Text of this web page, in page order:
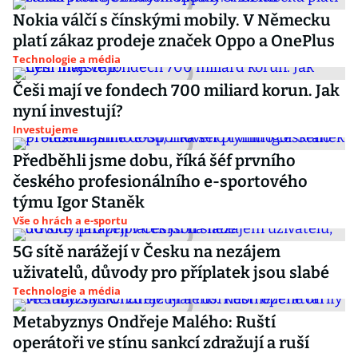
Nokia válčí s čínskými mobily. V Německu
platí zákaz prodeje značek Oppo a OnePlus
Technologie a média
Češi mají ve fondech 700 miliard korun. Jak
nyní investují?
Investujeme
Předběhli jsme dobu, říká šéf prvního
českého profesionálního e-sportového
týmu Igor Staněk
Vše o hrách a e-sportu
5G sítě narážejí v Česku na nezájem
uživatelů, důvody pro příplatek jsou slabé
Technologie a média
Metabyznys Ondřeje Malého: Ruští
operátoři ve stínu sankcí zdražují a ruší